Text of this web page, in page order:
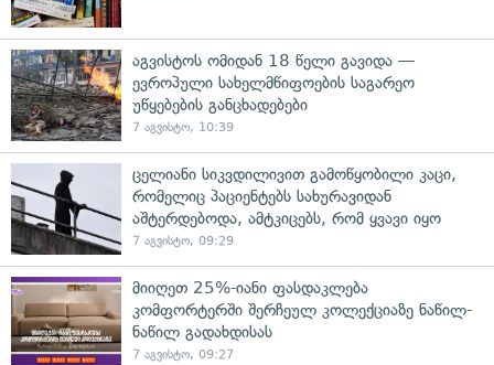
აგვისტოს ომიდან 18 წელი გავიდა —
ევროპული სახელმწიფოების საგარეო
უწყებების განცხადებები
7 აგვისტო, 10:39
ცელიანი სიკვდილივით გამოწყობილი კაცი,
რომელიც პაციენტებს სახურავიდან
აშტერდებოდა, ამტკიცებს, რომ ყვავი იყო
7 აგვისტო, 09:29
მიიღეთ 25%-იანი ფასდაკლება
კომფორტერში შერჩეულ კოლექციაზე ნაწილ-
ნაწილ გადახდისას
7 აგვისტო, 09:27